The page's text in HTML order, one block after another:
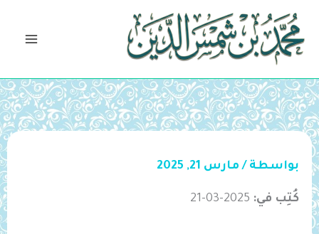
تخطي
المحتوى
بواسطة / مارس 21, 2025
كُتِب في: 2025-03-21